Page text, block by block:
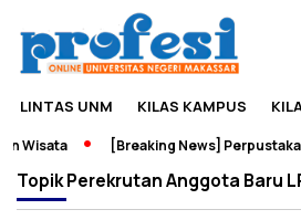
LINTAS UNM KILAS KAMPUS
Wisata [Breaking News]
TopikPerekrutan Anggota Baru